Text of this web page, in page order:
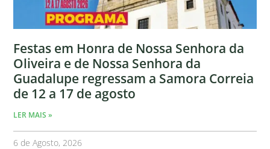
Festas em Honra de Nossa Senhora da
Oliveira e de Nossa Senhora da
Guadalupe regressam a Samora Correia
de 12 a 17 de agosto
LER MAIS »
6 de Agosto, 2026